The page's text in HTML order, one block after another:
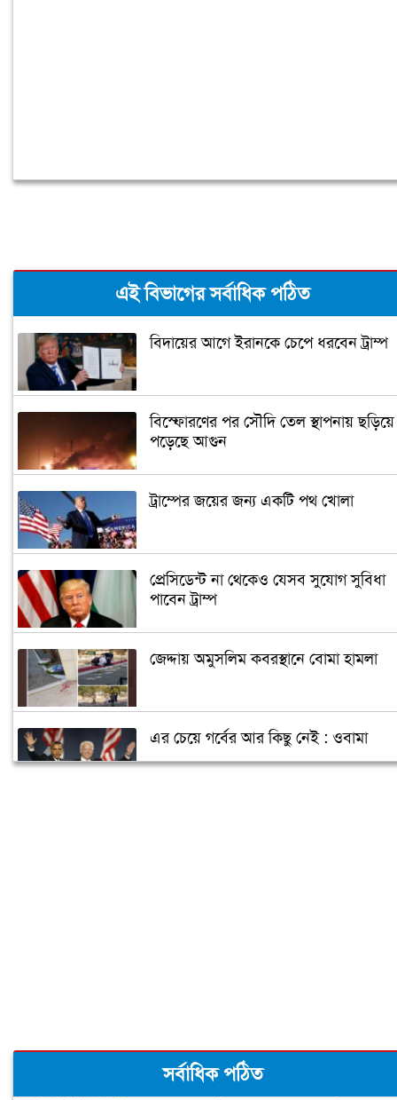
এই বিভাগের সর্বাধিক পঠিত
বিদায়ের আগে ইরানকে চেপে ধরবেন ট্রাম্প
বিস্ফোরণের পর সৌদি তেল স্থাপনায় ছড়িয়ে
পড়েছে আগুন
ট্রাম্পের জয়ের জন্য একটি পথ খোলা
প্রেসিডেন্ট না থেকেও যেসব সুযোগ সুবিধা
পাবেন ট্রাম্প
জেদ্দায় অমুসলিম কবরস্থানে বোমা হামলা
এর চেয়ে গর্বের আর কিছু নেই : ওবামা
ঘর ভাঙতে বসেছে ট্রাম্পের!
সর্বাধিক পঠিত